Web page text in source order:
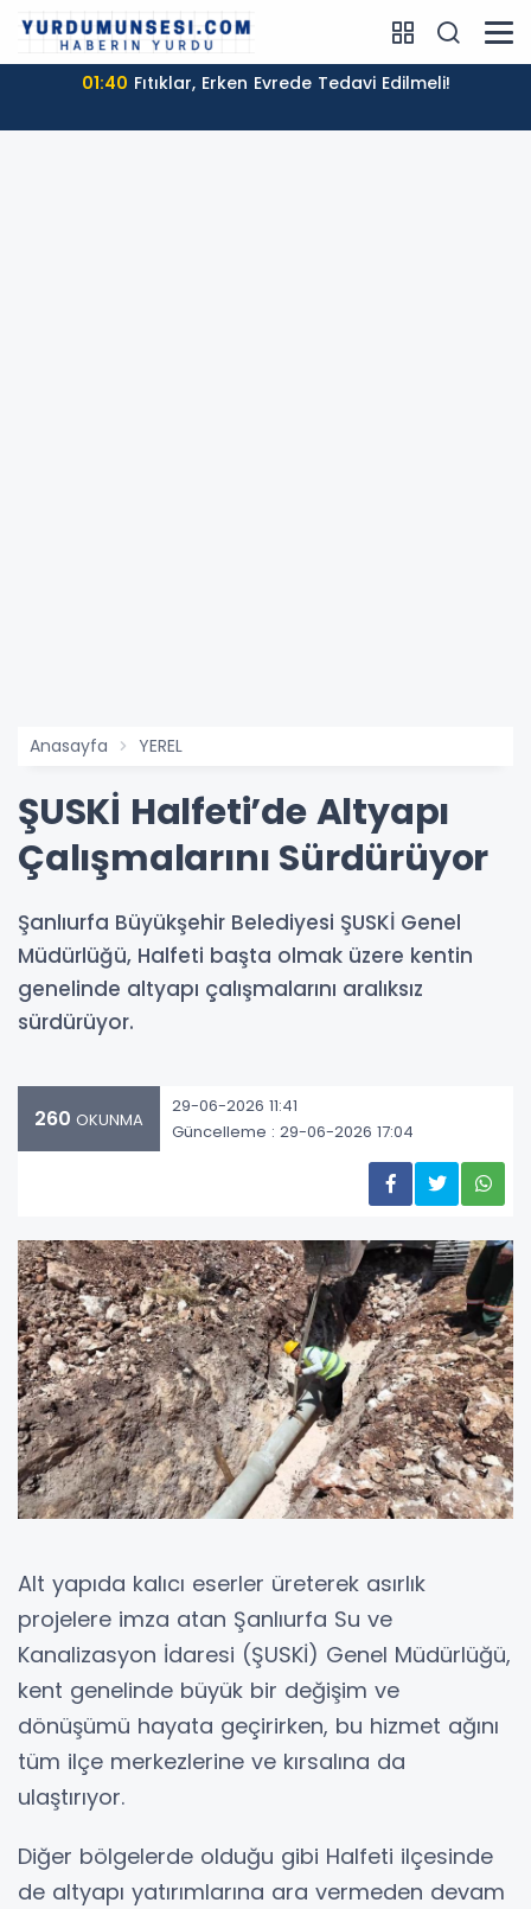
01:40 Fıtıklar, Erken Evrede Tedavi Edilmeli!
Anasayfa YEREL
ŞUSKİ Halfeti’de Altyapı
Çalışmalarını Sürdürüyor
Şanlıurfa Büyükşehir Belediyesi ŞUSKİ Genel
Müdürlüğü, Halfeti başta olmak üzere kentin
genelinde altyapı çalışmalarını aralıksız
sürdürüyor.
260 OKUNMA
29-06-2026 11:41
Güncelleme : 29-06-2026 17:04
Alt yapıda kalıcı eserler üreterek asırlık
projelere imza atan Şanlıurfa Su ve
Kanalizasyon İdaresi (ŞUSKİ) Genel Müdürlüğü,
kent genelinde büyük bir değişim ve
dönüşümü hayata geçirirken, bu hizmet ağını
tüm ilçe merkezlerine ve kırsalına da
ulaştırıyor.
Diğer bölgelerde olduğu gibi Halfeti ilçesinde
de altyapı yatırımlarına ara vermeden devam